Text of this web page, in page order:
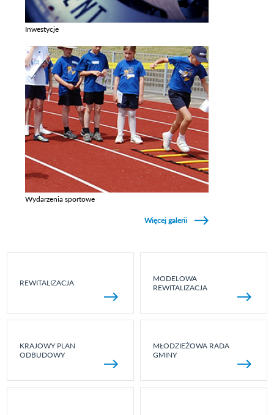
Inwestycje
Wydarzenia sportowe
Więcej galerii
REWITALIZACJA
MODELOWA
REWITALIZACJA
KRAJOWY PLAN
ODBUDOWY
MŁODZIEŻOWA RADA
GMINY